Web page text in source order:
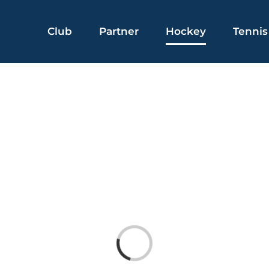
Club Partner Hockey Tennis
Laden...